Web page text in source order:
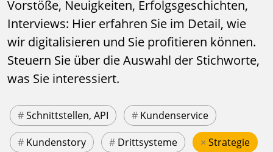
Vorstöße, Neuigkeiten, Erfolgsgeschichten,
Interviews: Hier erfahren Sie im Detail, wie
wir digitalisieren und Sie profitieren können.
Steuern Sie über die Auswahl der Stichworte,
was Sie interessiert.
#Schnittstellen, API # Kundenservice
# Kundenstory # Drittsysteme × Strategie